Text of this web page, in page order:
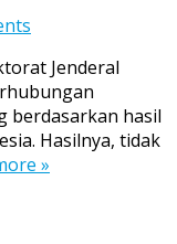
Maskapai
Penerbangan
Melalui
SMS:
0811
Jenderal
berdasarkan hasil
Hasilnya, tidak
»